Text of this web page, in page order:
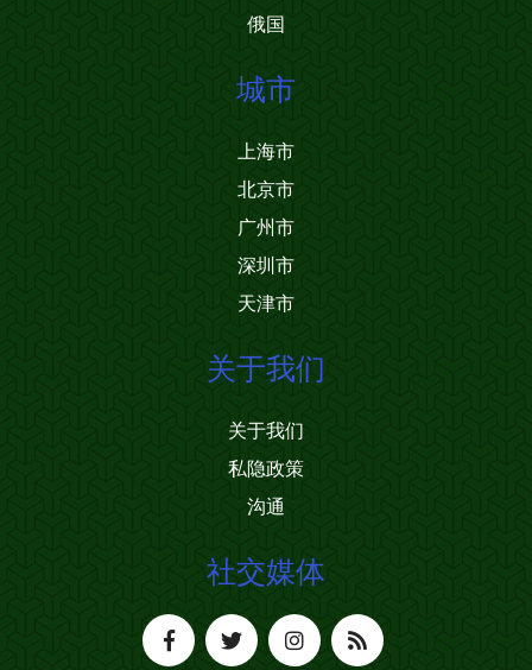
俄国
城市
上海市
北京市
广州市
深圳市
天津市
关于我们
关于我们
私隐政策
沟通
社交媒体